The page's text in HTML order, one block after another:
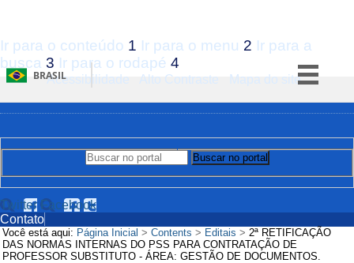
Ir para o conteúdo 1 Ir para o menu 2 Ir para a
busca 3 Ir para o rodapé 4
Acessibilidade Alto Contraste Mapa do site
BRASIL
Simplifique!
Participe
Acesso à informação
Canais
Buscar no portal
Twitter Facebook
Contato
Você está aqui: Página Inicial >Contents > Editais > 2ª RETIFICAÇÃO
DAS NORMAS INTERNAS DO PSS PARA CONTRATAÇÃO DE
PROFESSOR SUBSTITUTO - ÁREA: GESTÃO DE DOCUMENTOS.